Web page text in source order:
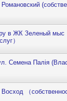
в ЖК Зеленый мыс
）
Семена Палія
（